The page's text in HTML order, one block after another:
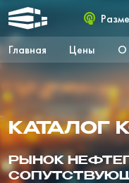
Главная Цены О
КАТАЛОГ
РЫНОК